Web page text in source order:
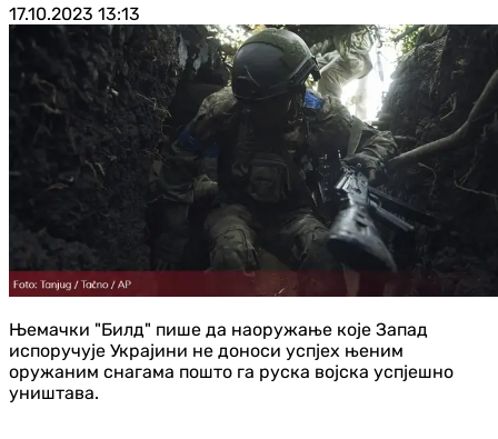
17.10.2023 13:13
Њемачки "Билд" пише да наоружање које Запад
испоручује Украјини не доноси успјех њеним
оружаним снагама пошто га руска војска успјешно
уништава.